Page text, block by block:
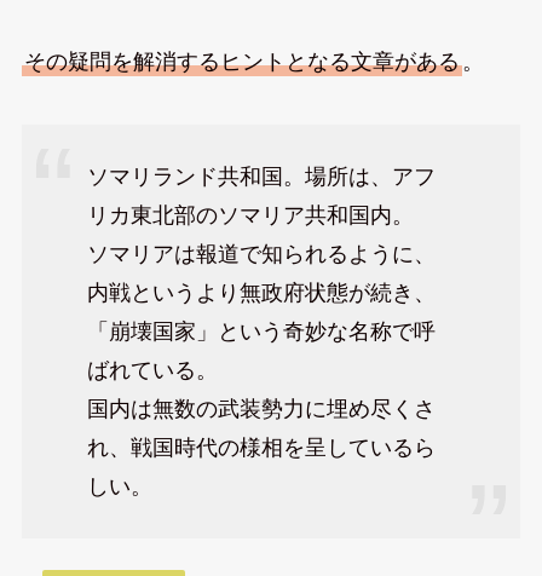
その疑問を解消するヒントとなる文章がある。
ソマリランド共和国。場所は、アフ
リカ東北部のソマリア共和国内。
ソマリアは報道で知られるように、
内戦というより無政府状態が続き、
「崩壊国家」という奇妙な名称で呼
ばれている。
国内は無数の武装勢力に埋め尽くさ
れ、戦国時代の様相を呈しているら
しい。